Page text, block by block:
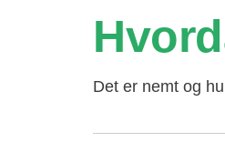
Det er nemt og